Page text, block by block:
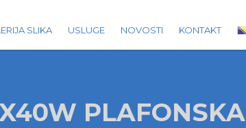
SLIKA USLUGE NOVOSTI KONTAKT
PLAFONSKA